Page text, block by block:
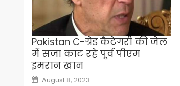
Pakistan C-ग्रेड कैटेगरी की जेल
में सजा काट रहे पूर्व पीएम
इमरान खान
Posted
August 8, 2023